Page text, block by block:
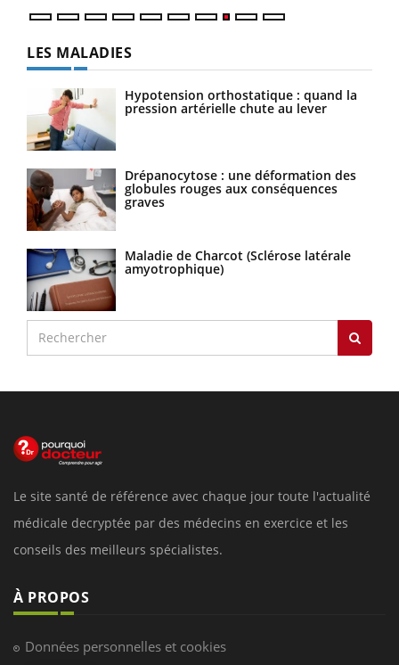
LES MALADIES
Hypotension orthostatique : quand la
pression artérielle chute au lever
Drépanocytose : une déformation des
globules rouges aux conséquences
graves
Maladie de Charcot (Sclérose latérale
amyotrophique)
Le site santé de référence avec chaque jour toute l'actualité
médicale decryptée par des médecins en exercice et les
conseils des meilleurs spécialistes.
À PROPOS
Données personnelles et cookies